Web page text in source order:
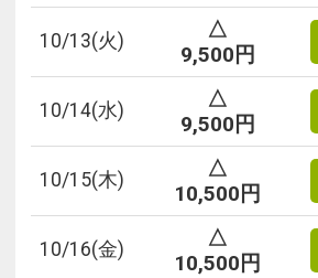
10/13(火)
△
9,500円
10/14(水)
△
9,500円
10/15(木)
△
10,500円
10/16(金)
△
10,500円